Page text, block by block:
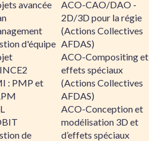
avancée
d'équipe
: PMP et
de
ACO-CAO/DAO -
2D/3D pour la régie
(Actions Collectives
AFDAS)
ACO-Compositing et
effets spéciaux
(Actions Collectives
AFDAS)
ACO-Conception et
modélisation 3D et
d’effets spéciaux